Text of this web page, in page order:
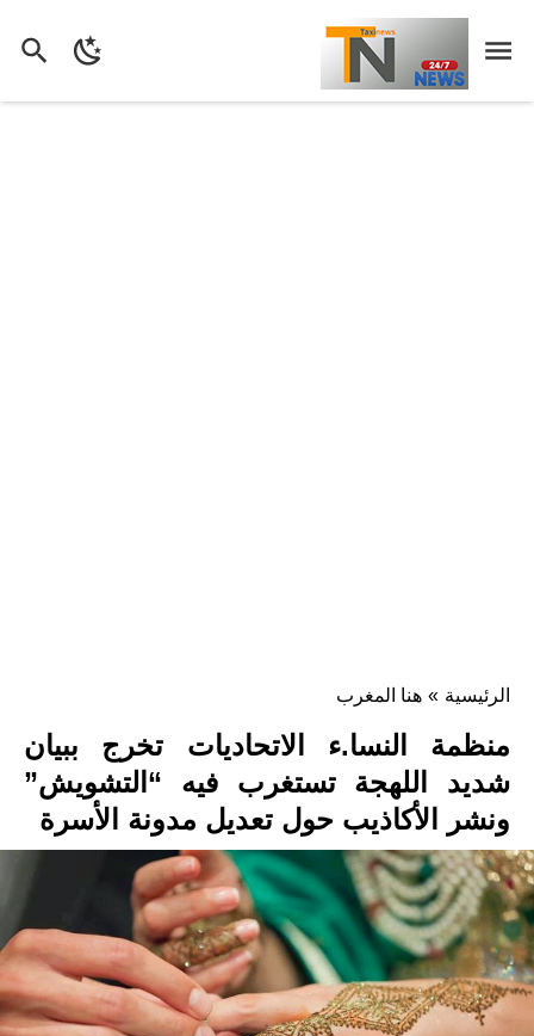
الرئيسية » هنا المغرب
منظمة النسا.ء الاتحاديات تخرج ببيان
شديد اللهجة تستغرب فيه “التشويش”
ونشر الأكاذيب حول تعديل مدونة الأسرة